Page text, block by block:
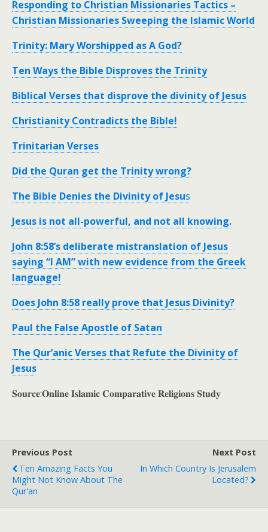
Responding to Christian Missionaries Tactics –
Christian Missionaries Sweeping the Islamic World
Trinity: Mary Worshipped as A God?
Ten Ways the Bible Disproves the Trinity
Biblical Verses that disprove the divinity of Jesus
Christianity Contradicts the Bible!
Trinitarian Verses
Did the Quran get the Trinity wrong?
The Bible Denies the Divinity of Jesus
Jesus is not all-powerful, and not all knowing.
John 8:58’s deliberate mistranslation of Jesus
saying “I AM” with new evidence from the Greek
language!
Does John 8:58 really prove that Jesus Divinity?
Paul the False Apostle of Satan
The Qur’anic Verses that Refute the Divinity of
Jesus
𝐒𝐨𝐮𝐫𝐜𝐞:𝐎𝐧𝐥𝐢𝐧𝐞 𝐈𝐬𝐥𝐚𝐦𝐢𝐜 𝐂𝐨𝐦𝐩𝐚𝐫𝐚𝐭𝐢𝐯𝐞 𝐑𝐞𝐥𝐢𝐠𝐢𝐨𝐧𝐬 𝐒𝐭𝐮𝐝𝐲
Previous Post
Ten Amazing Facts You
Might Not Know About The
Qur'an
Next Post
In Which Country Is Jerusalem
Located?